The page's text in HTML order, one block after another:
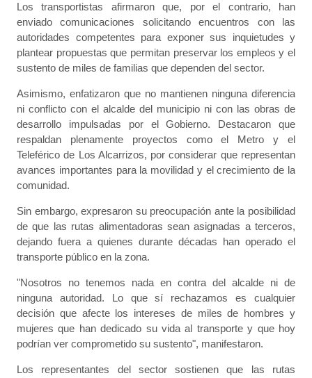
Los transportistas afirmaron que, por el contrario, han
enviado comunicaciones solicitando encuentros con las
autoridades competentes para exponer sus inquietudes y
plantear propuestas que permitan preservar los empleos y el
sustento de miles de familias que dependen del sector.
Asimismo, enfatizaron que no mantienen ninguna diferencia
ni conflicto con el alcalde del municipio ni con las obras de
desarrollo impulsadas por el Gobierno. Destacaron que
respaldan plenamente proyectos como el Metro y el
Teleférico de Los Alcarrizos, por considerar que representan
avances importantes para la movilidad y el crecimiento de la
comunidad.
Sin embargo, expresaron su preocupación ante la posibilidad
de que las rutas alimentadoras sean asignadas a terceros,
dejando fuera a quienes durante décadas han operado el
transporte público en la zona.
"Nosotros no tenemos nada en contra del alcalde ni de
ninguna autoridad. Lo que sí rechazamos es cualquier
decisión que afecte los intereses de miles de hombres y
mujeres que han dedicado su vida al transporte y que hoy
podrían ver comprometido su sustento", manifestaron.
Los representantes del sector sostienen que las rutas